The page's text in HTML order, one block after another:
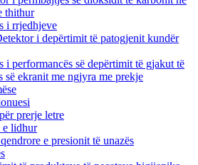
thithur
i rrjedhjeve
i depërtimit të patogjenit kundër
i performancës së depërtimit të gjakut të
së ekranit me ngjyra me prekje
prerje letre
lidhur
e presionit të unazës